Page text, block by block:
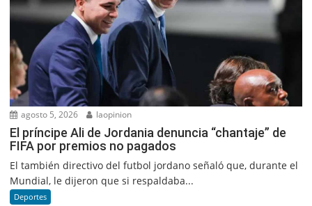
agosto 5, 2026 laopinion
El príncipe Ali de Jordania denuncia “chantaje” de
FIFA por premios no pagados
El también directivo del futbol jordano señaló que, durante el
Mundial, le dijeron que si respaldaba...
Deportes